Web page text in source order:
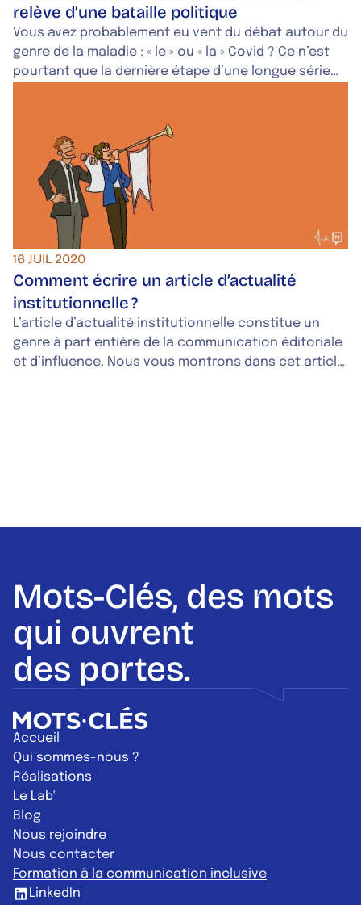
relève d’une bataille politique
Vous avez probablement eu vent du débat autour du
genre de la maladie : « le » ou « la » Covid ? Ce n’est
pourtant que la dernière étape d’une longue série
passant par l’Organisation Mondiale de la Santé,
voyons comment le « nouveau coronavirus » est
devenu « Covid-19 » au fil de l’année 2020. Et vous ?
Vous dites toujours coronavirus, Covid ou Covid-19
16 JUIL 2020
Comment écrire un article d’actualité
institutionnelle ?
L’article d’actualité institutionnelle constitue un
genre à part entière de la communication éditoriale
et d’influence. Nous vous montrons dans cet article
Mots-Clés, des mots
qui ouvrent
des portes.
Retour à l'accueil
Accueil
Qui sommes-nous ?
Réalisations
Le Lab'
Blog
Nous rejoindre
Nous contacter
Formation à la communication inclusive
LinkedIn